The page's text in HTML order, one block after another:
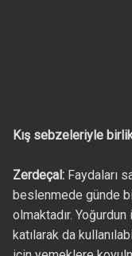
Kış sebzeleriyle
Zerdeçal: Faydaları
beslenmede günde
olmaktadır.
katılarak da